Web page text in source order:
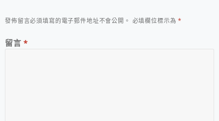
發佈留言必須填寫的電子郵件地址不會公開。 必填欄位標示為*
留言 *